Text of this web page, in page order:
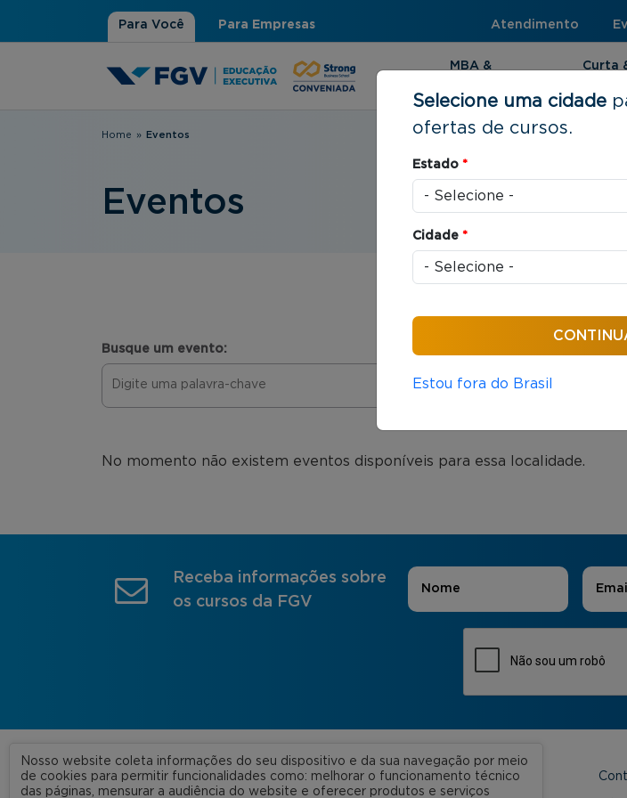
Para Você Para Empresas Atendimento
MBA &
Curta
Você está aqui
Home » Eventos
Eventos
Busque um evento:
No momento não existem eventos disponíveis para essa localidade.
Receba informações sobre
os cursos da FGV
Nome E-mail
A FGV
Selecione uma cidade
ofertas de cursos.
Estado *
Cidade *
Estou fora do Brasil
Nosso website coleta informações do seu dispositivo e da sua navegação por meio
de cookies para permitir funcionalidades como: melhorar o funcionamento técnico
das páginas, mensurar a audiência do website e oferecer produtos e serviços